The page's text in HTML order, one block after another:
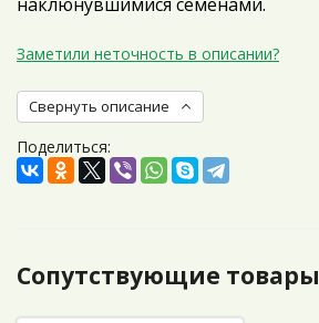
Заметили неточность в описании?
Свернуть описание
Поделиться:
Сопутствующие товары